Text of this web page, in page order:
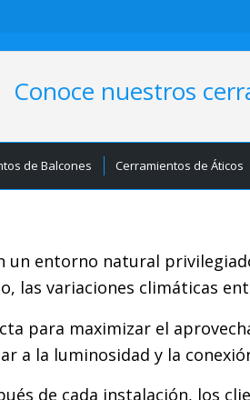
Conoce nuestros
de Balcones Cerramientos de Áticos
un entorno natural
las variaciones climáticas
para maximizar el
a la luminosidad y la
de cada instalación, los